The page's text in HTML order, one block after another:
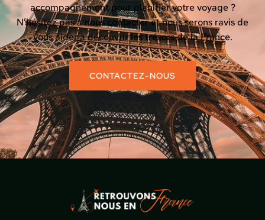
accompagnement pour planifier votre voyage ?
N’hésitez pas à nous contacter et nous serons ravis de
vous aider à découvrir les trésors de la France.
CONTACTEZ-NOUS